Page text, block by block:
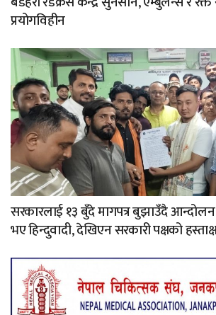
प्रयोगविहीन
सरकारलाई १३ बुँदे मागपत्र बुझाउँदै
भए हिन्दुवादी, देखिएन सरकारी पक्षको